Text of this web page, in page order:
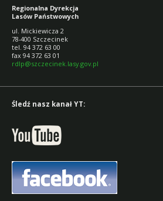
Regionalna Dyrekcja
Lasów Państwowych
ul. Mickiewicza 2
78-400 Szczecinek
tel. 94 372 63 00
fax 94 372 63 01
rdlp@szczecinek.lasy.gov.pl
Śledź nasz kanał YT: